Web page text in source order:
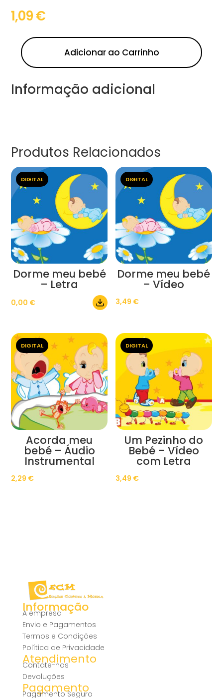
1,09€
Adicionar ao Carrinho
Informação adicional
Produtos Relacionados
DIGITAL
Dorme meu bebé
– Letra
0,00 €
DIGITAL
Dorme meu bebé
– Vídeo
3,49 €
DIGITAL
Acorda meu
bebé – Áudio
Instrumental
2,29 €
DIGITAL
Um Pezinho do
Bebé – Vídeo
com Letra
3,49 €
Informação
A empresa
Envio e Pagamentos
Termos e Condições
Política de Privacidade
Atendimento
Contate-nos
Devoluções
Pagamento
Pagamento Seguro